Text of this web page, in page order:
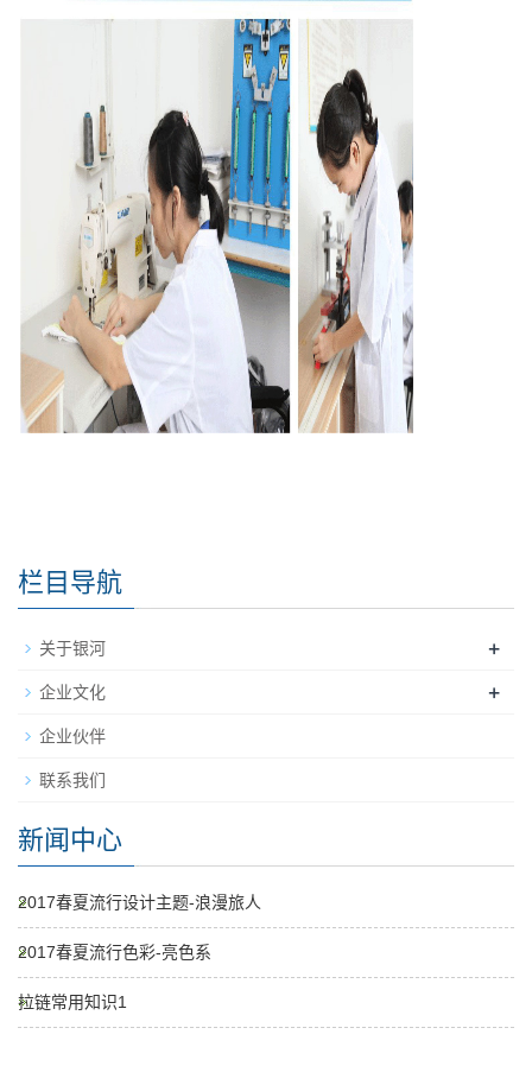
栏目导航
关于银河 +
企业文化 +
企业伙伴
联系我们
新闻中心
2017春夏流行设计主题-浪漫旅人
2017春夏流行色彩-亮色系
拉链常用知识1